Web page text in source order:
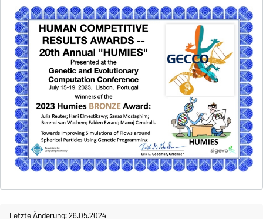
Letzte Änderung: 26.05.2024